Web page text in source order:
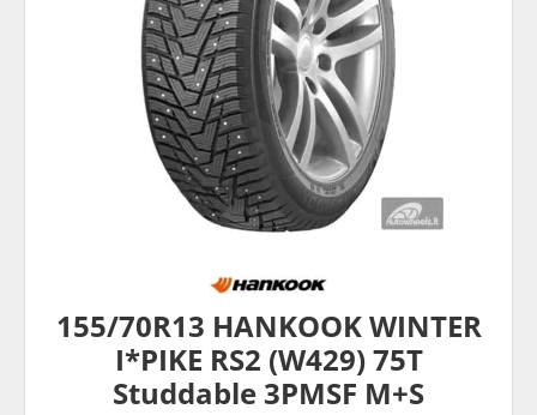
155/70R13 HANKOOK WINTER
I*PIKE RS2 (W429) 75T
Studdable 3PMSF M+S